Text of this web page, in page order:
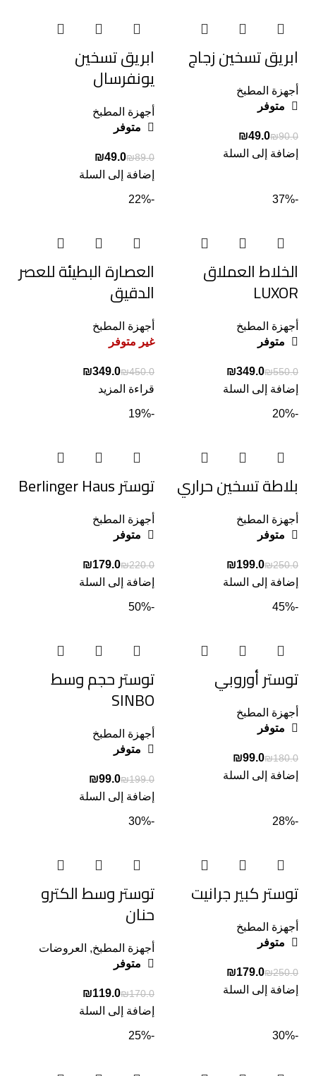
ابريق تسخين زجاج
أجهزة المطبخ
متوفر
₪90.0
₪49.0
إضافة إلى السلة
ابريق تسخين
يونفرسال
أجهزة المطبخ
متوفر
₪89.0
₪49.0
إضافة إلى السلة
-37%
الخلاط العملاق
LUXOR
أجهزة المطبخ
متوفر
₪550.0
₪349.0
إضافة إلى السلة
-22%
العصارة البطيئة للعصر
الدقيق
أجهزة المطبخ
غير متوفر
₪450.0
₪349.0
قراءة المزيد
-20%
بلاطة تسخين حراري
أجهزة المطبخ
متوفر
₪250.0
₪199.0
إضافة إلى السلة
-19%
توستر Berlinger Haus
أجهزة المطبخ
متوفر
₪220.0
₪179.0
إضافة إلى السلة
-45%
توستر أوروبي
أجهزة المطبخ
متوفر
₪180.0
₪99.0
إضافة إلى السلة
-50%
توستر حجم وسط
SINBO
أجهزة المطبخ
متوفر
₪199.0
₪99.0
إضافة إلى السلة
-28%
توستر كبير جرانيت
أجهزة المطبخ
متوفر
₪250.0
₪179.0
إضافة إلى السلة
-30%
توستر وسط الكترو
حنان
أجهزة المطبخ, العروضات
متوفر
₪170.0
₪119.0
إضافة إلى السلة
-30%
-25%